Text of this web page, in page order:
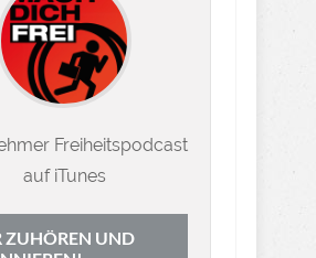
Freiheitspodcast
auf iTunes
ZUHÖREN UND